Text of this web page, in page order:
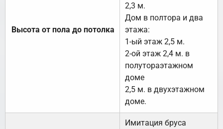
Высота от пола до потолка
2,3 м.
Дом в полтора и два
этажа:
1-ый этаж 2,5 м.
2-ой этаж 2,4 м. в
полутораэтажном
доме
2,5 м. в двухэтажном
доме.
Имитация бруса